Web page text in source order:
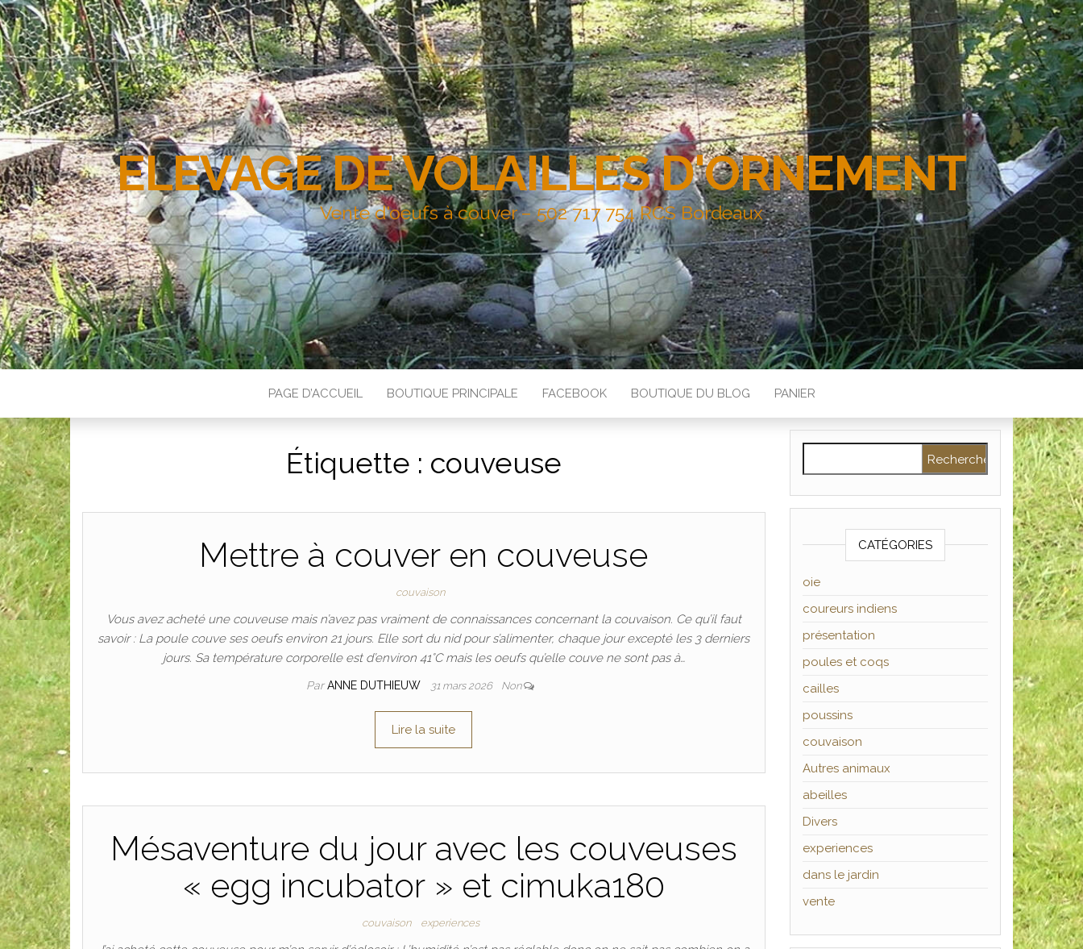
ELEVAGE DE VOLAILLES D'ORNEMENT
Vente d'oeufs à couver – 502 717 754 RCS Bordeaux
PAGE D’ACCUEIL BOUTIQUE PRINCIPALE FACEBOOK BOUTIQUE DU BLOG PANIER
Étiquette : couveuse
Mettre à couver en couveuse
couvaison
Vous avez acheté une couveuse mais n’avez pas vraiment de connaissances concernant la couvaison. Ce qu’il faut
savoir : La poule couve ses oeufs environ 21 jours. Elle sort du nid pour s’alimenter, chaque jour excepté les 3 derniers
jours. Sa température corporelle est d’environ 41°C mais les oeufs qu’elle couve ne sont pas à…
ParANNE DUTHIEUW 31 mars 2026 Non
Lire la suite
Mésaventure du jour avec les couveuses
« egg incubator » et cimuka180
couvaison experiences
CATÉGORIES
oie
coureurs indiens
présentation
poules et coqs
cailles
poussins
couvaison
Autres animaux
abeilles
Divers
experiences
dans le jardin
vente